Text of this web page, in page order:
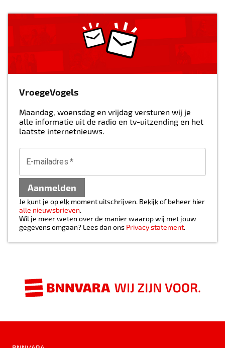
VroegeVogels
Maandag, woensdag en vrijdag versturen wij je
alle informatie uit de radio en tv-uitzending en het
laatste internetnieuws.
E-mailadres *
Aanmelden
Je kunt je op elk moment uitschrijven. Bekijk of beheer hier
alle nieuwsbrieven.
Wil je meer weten over de manier waarop wij met jouw
gegevens omgaan? Lees dan ons Privacy statement.